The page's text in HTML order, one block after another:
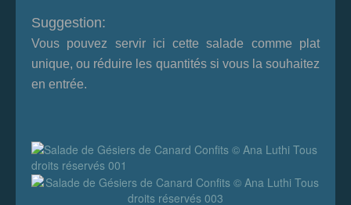
Suggestion:
Vous pouvez servir ici cette salade comme plat
unique, ou réduire les quantités si vous la souhaitez
en entrée.